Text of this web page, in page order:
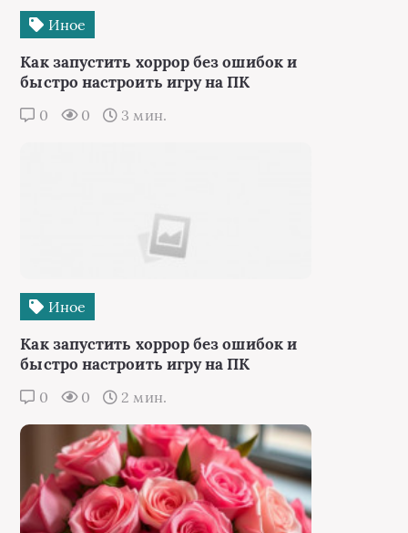
Иное
Как запустить хоррор без ошибок и
быстро настроить игру на ПК
0 0 3 мин.
Иное
Как запустить хоррор без ошибок и
быстро настроить игру на ПК
0 0 2 мин.